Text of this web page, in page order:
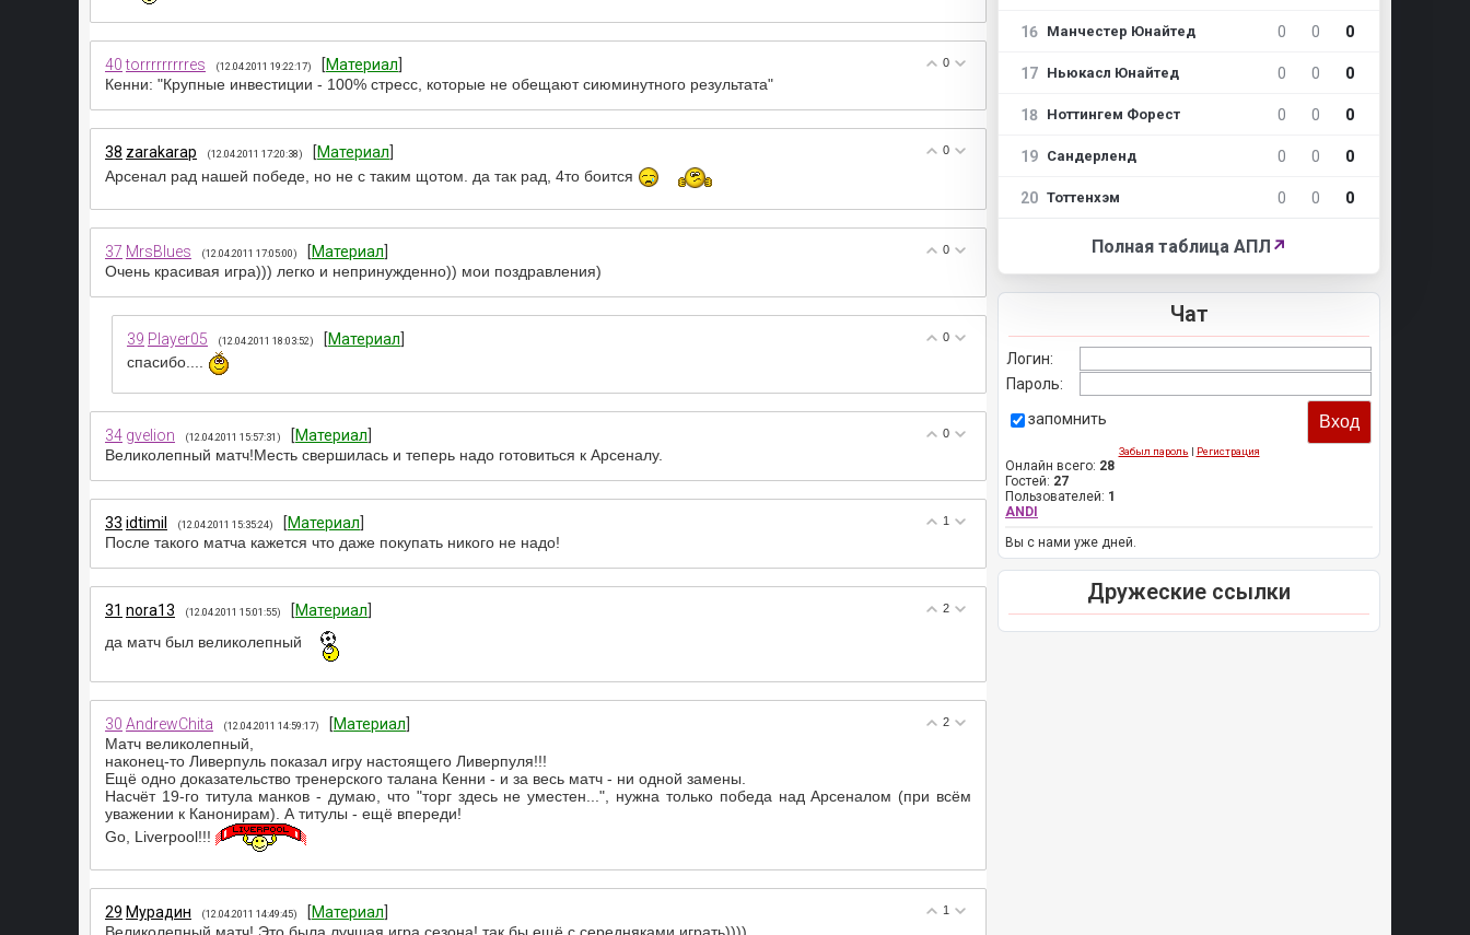
0
40 torrrrrrrrres (12.04.2011 19:22:17) [Материал
Кенни: "Крупные инвестиции - 100% стресс, которые не обещают сиюминутного результата"
0
38 zarakarap (12.04.2011 17:20:38) [Материал
Арсенал рад нашей победе, но не с таким щотом. да так рад, 4то боится
0
37 MrsBlues (12.04.2011 17:05:00) [Материал
Очень красивая игра))) легко и непринужденно)) мои поздравления)
0
39 Player05 (12.04.2011 18:03:52) [Материал
спасибо....
0
34 gvelion (12.04.2011 15:57:31) [Материал
Великолепный матч!Месть свершилась и теперь надо готовиться к Арсеналу.
1
33 idtimil (12.04.2011 15:35:24) [Материал
После такого матча кажется что даже покупать никого не надо!
2
31 nora13 (12.04.2011 15:01:55) [Материал
да матч был великолепный
2
30 AndrewChita (12.04.2011 14:59:17) [Материал
Матч великолепный,
наконец-то Ливерпуль показал игру настоящего Ливерпуля!!!
Ещё одно доказательство тренерского талана Кенни - и за весь матч - ни одной замены.
Насчёт 19-го титула манков - думаю, что "торг здесь не уместен...", нужна только победа над Арсеналом (при всём
уважении к Канонирам). А титулы - ещё впереди!
Go, Liverpool!!!
1
29 Мурадин (12.04.2011 14:49:45) [Материал
16 Манчестер Юнайтед 0 0 0
17 Ньюкасл Юнайтед 0 0 0
18 Ноттингем Форест 0 0 0
19 Сандерленд 0 0 0
20 Тоттенхэм 0 0 0
Полная таблица АПЛ ↗
Чат
Логин:
Пароль:
запомнить
Забыл пароль | Регистрация
Онлайн всего: 28
Гостей: 27
Пользователей: 1
ANDI
Вы с нами уже дней.
Дружеские ссылки